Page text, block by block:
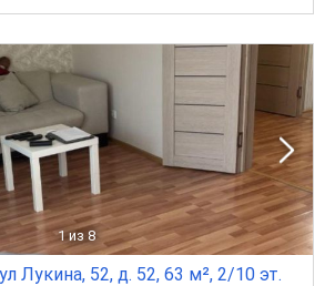
1 из 8
Лукина, 52, д. 52, 63 м², 2/10 эт.